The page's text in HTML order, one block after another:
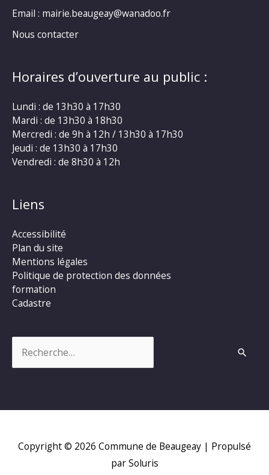
Email : mairie.beaugeay@wanadoo.fr
Nous contacter
Horaires d’ouverture au public :
Lundi : de 13h30 à 17h30
Mardi : de 13h30 à 18h30
Mercredi : de 9h à 12h / 13h30 à 17h30
Jeudi : de 13h30 à 17h30
Vendredi : de 8h30 à 12h
Liens
Accessibilité
Plan du site
Mentions légales
Politique de protection des données
formation
Cadastre
Copyright © 2026 Commune de Beaugeay | Propulsé
par Soluris